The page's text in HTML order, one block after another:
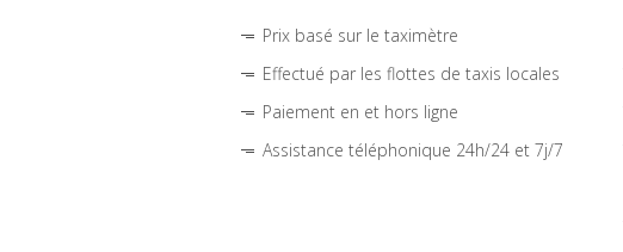
Prix basé sur le taximètre
Effectué par les flottes de taxis locales
Paiement en et hors ligne
Assistance téléphonique 24h/24 et 7j/7